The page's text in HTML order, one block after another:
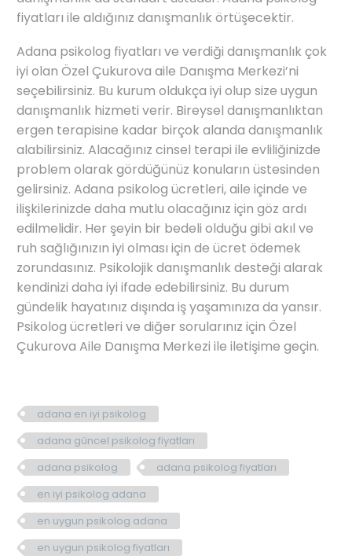
fiyatları ile aldığınız danışmanlık örtüşecektir.
Adana psikolog fiyatları ve verdiği danışmanlık çok
iyi olan Özel Çukurova aile Danışma Merkezi’ni
seçebilirsiniz. Bu kurum oldukça iyi olup size uygun
danışmanlık hizmeti verir. Bireysel danışmanlıktan
ergen terapisine kadar birçok alanda danışmanlık
alabilirsiniz. Alacağınız cinsel terapi ile evliliğinizde
problem olarak gördüğünüz konuların üstesinden
gelirsiniz. Adana psikolog ücretleri, aile içinde ve
ilişkilerinizde daha mutlu olacağınız için göz ardı
edilmelidir. Her şeyin bir bedeli olduğu gibi akıl ve
ruh sağlığınızın iyi olması için de ücret ödemek
zorundasınız. Psikolojik danışmanlık desteği alarak
kendinizi daha iyi ifade edebilirsiniz. Bu durum
gündelik hayatınız dışında iş yaşamınıza da yansır.
Psikolog ücretleri ve diğer sorularınız için Özel
Çukurova Aile Danışma Merkezi ile iletişime geçin.
adana en iyi psikolog
adana güncel psikolog fiyatları
adana psikolog
adana psikolog fiyatları
en iyi psikolog adana
en uygun psikolog adana
en uygun psikolog fiyatları